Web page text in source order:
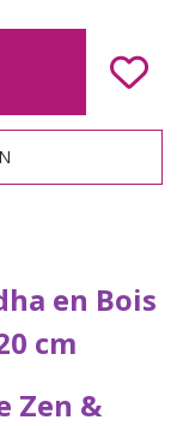
en Bois
cm
Zen &